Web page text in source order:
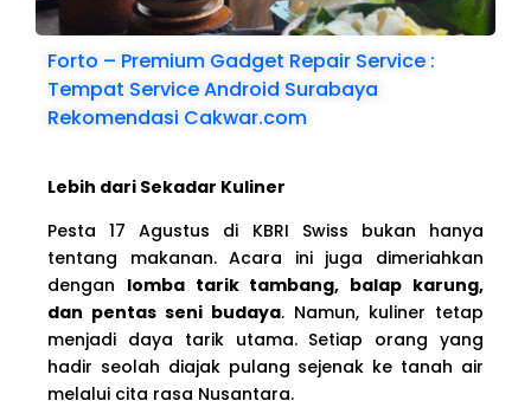
Forto – Premium Gadget Repair Service :
Tempat Service Android Surabaya
Rekomendasi Cakwar.com
Lebih dari Sekadar Kuliner
Pesta 17 Agustus di KBRI Swiss bukan hanya
tentang makanan. Acara ini juga dimeriahkan
dengan lomba tarik tambang, balap karung,
dan pentas seni budaya. Namun, kuliner tetap
menjadi daya tarik utama. Setiap orang yang
hadir seolah diajak pulang sejenak ke tanah air
melalui cita rasa Nusantara.